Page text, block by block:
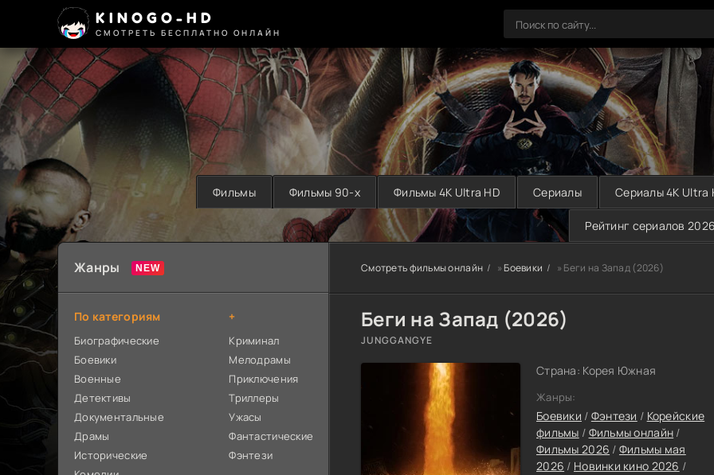
KINOGO-HD
СМОТРЕТЬ БЕСПЛАТНО ОНЛАЙН
Фильмы Фильмы 90-х Фильмы 4K Ultra HD Сериалы Сериалы 4K Ultra
Рейтинг сериалов 2026
Смотреть фильмы онлайн »Боевики » Беги на Запад (2026)
Беги на Запад (2026)
JUNGGANGYE
Страна: Корея Южная
Жанры:
Боевики / Фэнтези / Корейские
фильмы / Фильмы онлайн /
Фильмы 2026 / Фильмы мая
2026 / Новинки кино 2026 /
Жанры
По категориям
Биографические
Боевики
Военные
Детективы
Документальные
Драмы
Исторические
+
Криминал
Мелодрамы
Приключения
Триллеры
Ужасы
Фантастические
Фэнтези